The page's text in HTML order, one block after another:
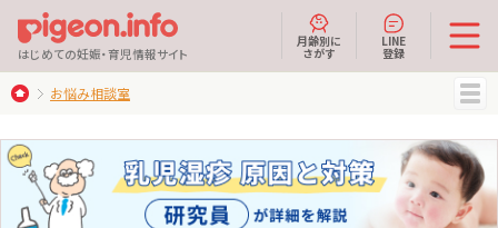
はじめての妊娠・育児情報サイト
月齢別に
さがす
LINE
登録
お悩み相談室